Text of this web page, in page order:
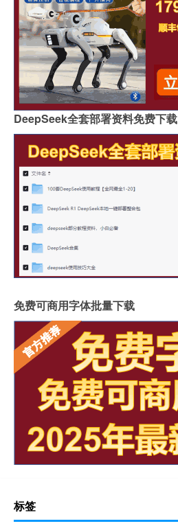
DeepSeek全套部署资料免费下载
免费可商用字体批量下载
标签